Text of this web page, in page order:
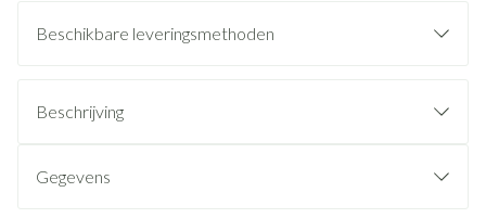
Beschikbare leveringsmethoden
Beschrijving
Gegevens